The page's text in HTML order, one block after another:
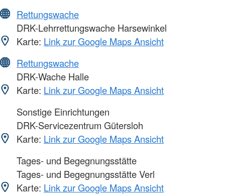
Rettungswache
DRK-Lehrrettungswache Harsewinkel
Karte: Link zur Google Maps Ansicht
Rettungswache
DRK-Wache Halle
Karte: Link zur Google Maps Ansicht
Sonstige Einrichtungen
DRK-Servicezentrum Gütersloh
Karte: Link zur Google Maps Ansicht
Tages- und Begegnungsstätte
Tages- und Begegnungsstätte Verl
Karte: Link zur Google Maps Ansicht